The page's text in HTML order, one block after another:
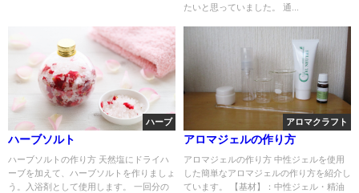
たいと思っていました。 通...
ハーブ
ハーブソルト
ハーブソルトの作り方 天然塩にドライハ
ーブを加えて、ハーブソルトを作りましょ
う。入浴剤として使用します。 一回分の
アロマクラフト
アロマジェルの作り方
アロマジェルの作り方 中性ジェルを使用
した簡単なアロマジェルの作り方を紹介し
ています。 【基材】：中性ジェル・精油